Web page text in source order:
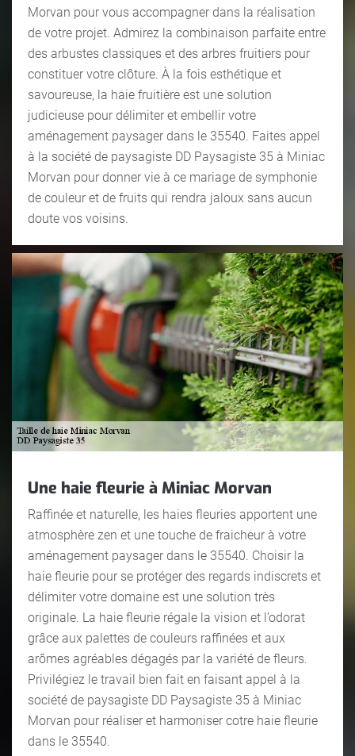
Morvan pour vous accompagner dans la réalisation
de votre projet. Admirez la combinaison parfaite entre
des arbustes classiques et des arbres fruitiers pour
constituer votre clôture. À la fois esthétique et
savoureuse, la haie fruitière est une solution
judicieuse pour délimiter et embellir votre
aménagement paysager dans le 35540. Faites appel
à la société de paysagiste DD Paysagiste 35 à Miniac
Morvan pour donner vie à ce mariage de symphonie
de couleur et de fruits qui rendra jaloux sans aucun
doute vos voisins.
Une haie fleurie à Miniac Morvan
Raffinée et naturelle, les haies fleuries apportent une
atmosphère zen et une touche de fraicheur à votre
aménagement paysager dans le 35540. Choisir la
haie fleurie pour se protéger des regards indiscrets et
délimiter votre domaine est une solution très
originale. La haie fleurie régale la vision et l’odorat
grâce aux palettes de couleurs raffinées et aux
arômes agréables dégagés par la variété de fleurs.
Privilégiez le travail bien fait en faisant appel à la
société de paysagiste DD Paysagiste 35 à Miniac
Morvan pour réaliser et harmoniser cotre haie fleurie
dans le 35540.